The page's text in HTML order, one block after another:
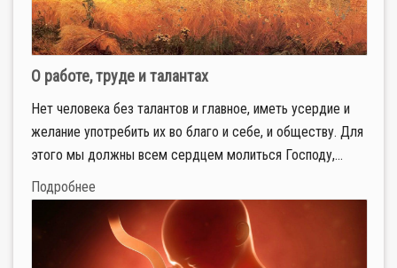
О работе, труде и талантах
Нет человека без талантов и главное, иметь усердие и
желание употребить их во благо и себе, и обществу. Для
этого мы должны всем сердцем молиться Господу,...
Подробнее